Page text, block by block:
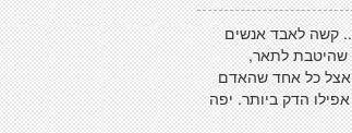
קשה לאבד אנשים
שהיטבת לתאר,
אצל כל אחד שהאדם
הדק ביותר. יפה